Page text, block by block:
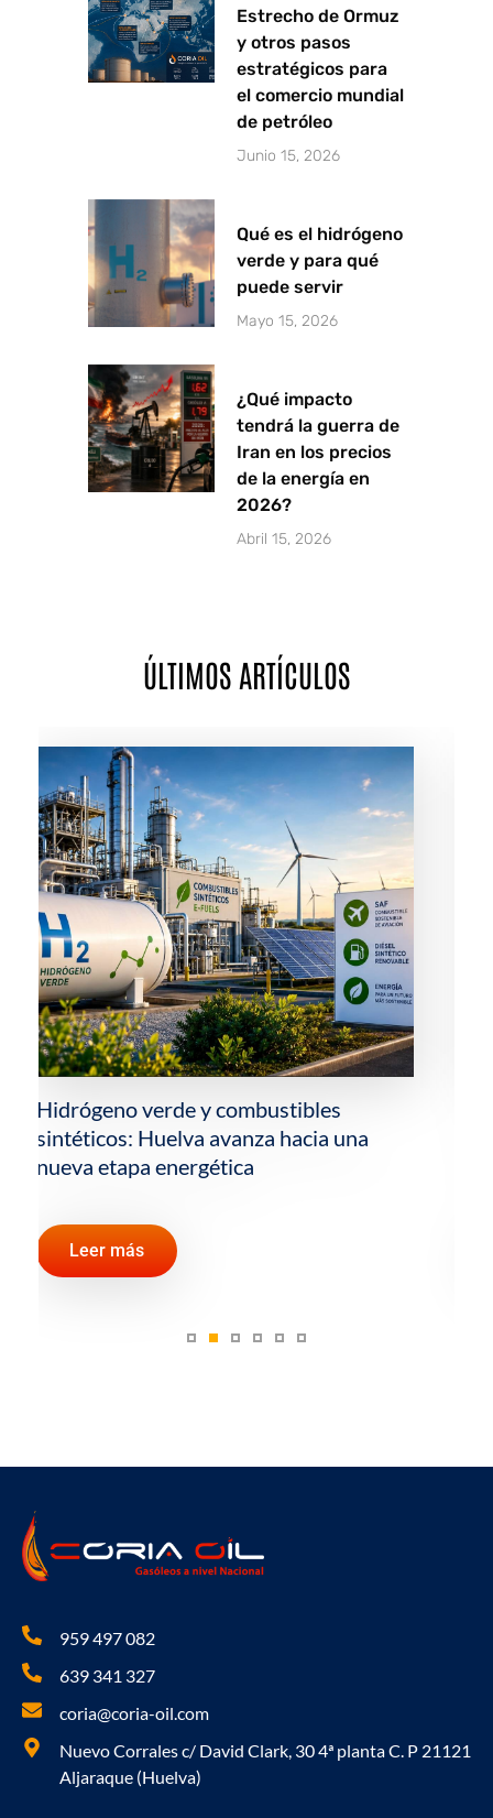
Estrecho de Ormuz
y otros pasos
estratégicos para
el comercio mundial
de petróleo
Junio 15, 2026
Qué es el hidrógeno
verde y para qué
puede servir
Mayo 15, 2026
¿Qué impacto
tendrá la guerra de
Iran en los precios
de la energía en
2026?
Abril 15, 2026
ÚLTIMOS ARTÍCULOS
La importancia del Estrecho de Ormuz y
otros pasos estratégicos para el
comercio mundial de petróleo
Leer más
959 497 082
639 341 327
coria@coria-oil.com
Nuevo Corrales c/ David Clark, 30 4ª planta C. P 21121
Aljaraque (Huelva)